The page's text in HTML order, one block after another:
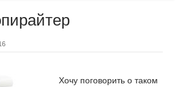
Хочу поговорить о таком